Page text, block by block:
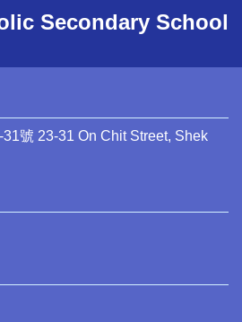
Secondary School
號 23-31 On Chit Street, Shek